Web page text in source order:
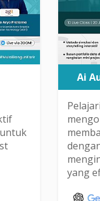
Ai
yang